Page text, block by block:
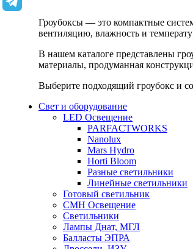
Гроубоксы — это компактные
вентиляцию, влажность и
В нашем каталоге представлены
материалы, продуманная
Выберите подходящий гроубокс и
Свет и оборудование
LED Освещение
PARFACTWORKS
Nanolux
Mars Hydro
Horti Bloom
Разные светильники
Линейные светильники
Готовый светильник
CMH Освещение
Светильники
Лампы Днат, МГЛ
Балласты ЭПРА